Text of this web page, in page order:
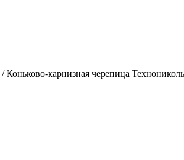
/Коньково-карнизная черепица